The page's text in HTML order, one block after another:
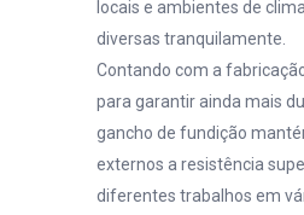
locais e ambientes de
diversas tranquilamente.
Contando com a
para garantir ainda mais
gancho de fundição
externos a resistência
diferentes trabalhos em